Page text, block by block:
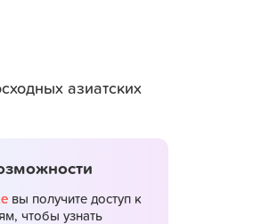
азиатских
вы получите доступ к
чтобы узнать